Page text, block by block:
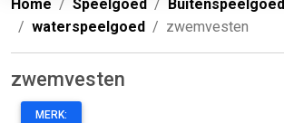
Home
Speelgoed
Buitenspeelgoed
waterspeelgoed
zwemvesten
zwemvesten
MERK: